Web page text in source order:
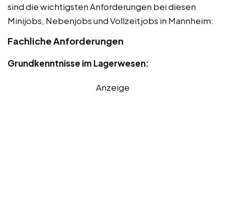
sind die wichtigsten Anforderungen bei diesen
Minijobs, Nebenjobs und Vollzeitjobs in Mannheim:
Fachliche Anforderungen
Grundkenntnisse im Lagerwesen:
Anzeige